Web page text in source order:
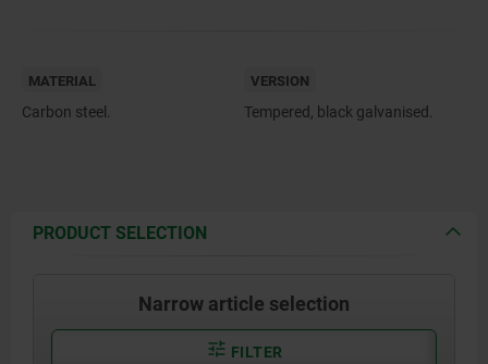
MATERIAL
Carbon steel.
VERSION
Tempered, black galvanised.
PRODUCT SELECTION
Narrow article selection
FILTER